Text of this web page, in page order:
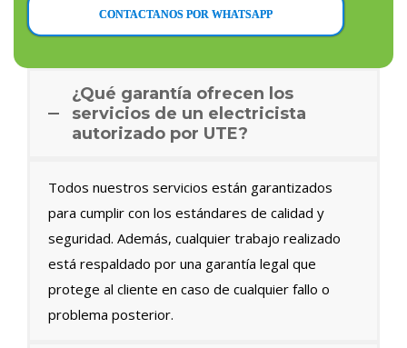
CONTACTANOS POR WHATSAPP
¿Qué garantía ofrecen los
servicios de un electricista
autorizado por UTE?
Todos nuestros servicios están garantizados
para cumplir con los estándares de calidad y
seguridad. Además, cualquier trabajo realizado
está respaldado por una garantía legal que
protege al cliente en caso de cualquier fallo o
problema posterior.